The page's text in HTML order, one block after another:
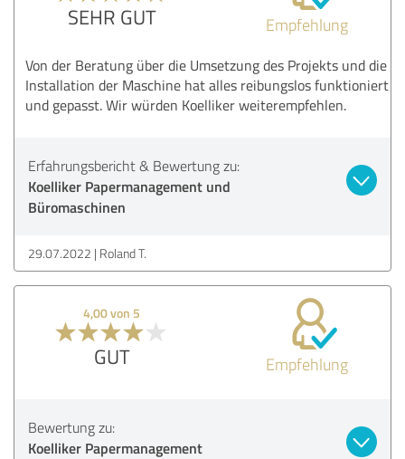
SEHR GUT Empfehlung
Von der Beratung über die Umsetzung des Projekts und die
Installation der Maschine hat alles reibungslos funktioniert
und gepasst. Wir würden Koelliker weiterempfehlen.
Erfahrungsbericht & Bewertung zu:
Koelliker Papermanagement und
Büromaschinen
29.07.2022 Roland T.
4,00 von 5
GUT Empfehlung
Bewertung zu:
Koelliker Papermanagement